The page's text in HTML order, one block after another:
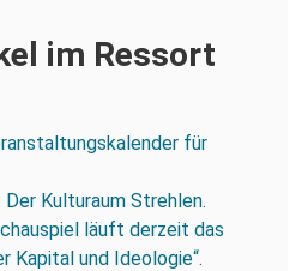
im Ressort
für
Kulturaum Strehlen.
läuft derzeit das
Kapital und Ideologie“.